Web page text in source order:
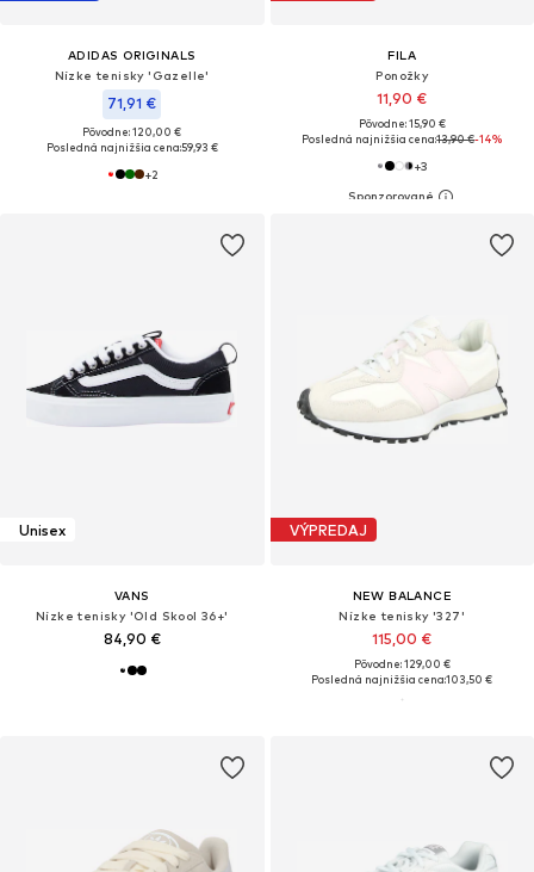
ADIDAS ORIGINALS
Nízke tenisky 'Gazelle'
71,91 €
Pôvodne: 120,00 €
Posledná najnižšia cena:59,93 €
+2
FILA
Ponožky
11,90 €
Pôvodne: 15,90 €
Posledná najnižšia cena:13,90 €-14%
+3
Unisex
VANS
Nízke tenisky 'Old Skool 36+'
84,90 €
VÝPREDAJ
NEW BALANCE
Nízke tenisky '327'
115,00 €
Pôvodne: 129,00 €
Posledná najnižšia cena:103,50 €